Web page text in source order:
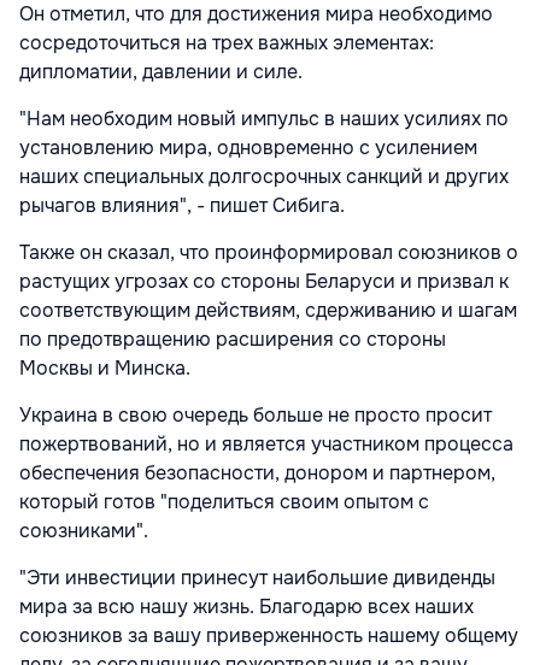
Он отметил, что для достижения мира необходимо
сосредоточиться на трех важных элементах:
дипломатии, давлении и силе.
"Нам необходим новый импульс в наших усилиях по
установлению мира, одновременно с усилением
наших специальных долгосрочных санкций и других
рычагов влияния", - пишет Сибига.
Также он сказал, что проинформировал союзников о
растущих угрозах со стороны Беларуси и призвал к
соответствующим действиям, сдерживанию и шагам
по предотвращению расширения со стороны
Москвы и Минска.
Украина в свою очередь больше не просто просит
пожертвований, но и является участником процесса
обеспечения безопасности, донором и партнером,
который готов "поделиться своим опытом с
союзниками".
"Эти инвестиции принесут наибольшие дивиденды
мира за всю нашу жизнь. Благодарю всех наших
союзников за вашу приверженность нашему общему